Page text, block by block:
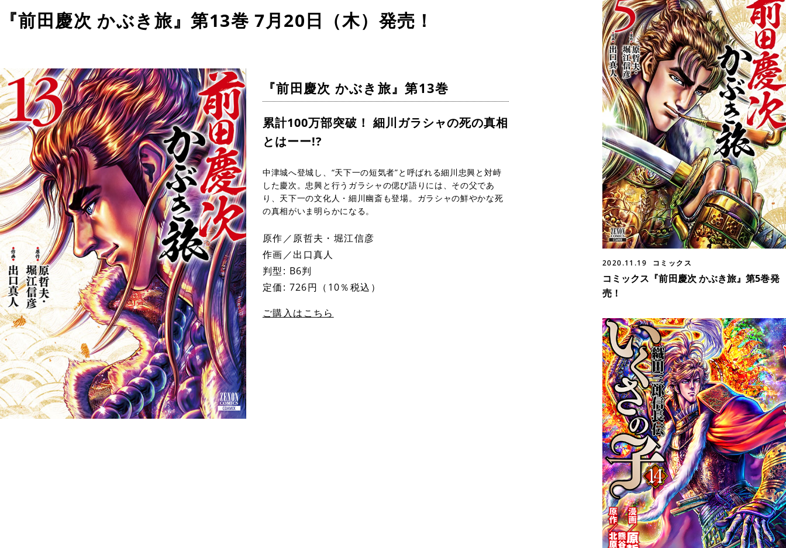
『前田慶次 かぶき旅』第13巻 7月20日（木）発売！
『前田慶次 かぶき旅』第13巻
累計100万部突破！ 細川ガラシャの死の真相
とはーー!?
中津城へ登城し、“天下一の短気者”と呼ばれる細川忠興と対峙
した慶次。忠興と行うガラシャの偲び語りには、その父であ
り、天下一の文化人・細川幽斎も登場。ガラシャの鮮やかな死
の真相がいま明らかになる。
原作／原哲夫・堀江信彦
作画／出口真人
判型: B6判
定価: 726円（10％税込）
ご購入はこちら
2020.11.19 コミックス
コミックス『前田慶次 かぶき旅』第5巻発
売！